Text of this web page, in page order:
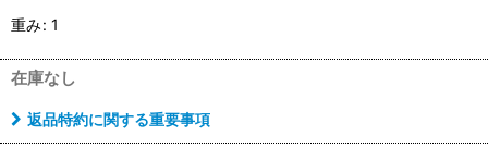
重み: 1
在庫なし
返品特約に関する重要事項